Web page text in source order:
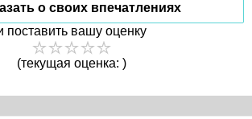
о своих впечатлениях
поставить вашу оценку
(текущая оценка: )